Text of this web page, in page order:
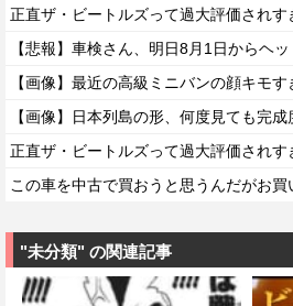
正直ザ・ビートルズって過大評価されす
【画像】最近の高級ミニバンの顔キモ
【画像】日本列島の形、何度見ても完
正直ザ・ビートルズって過大評価されす
この車を中古で買おうと思うんだがお買
"未分類" の関連記事